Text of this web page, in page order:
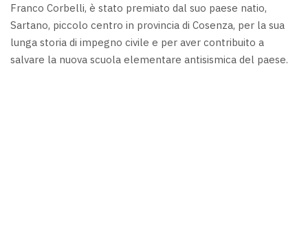
Franco Corbelli, è stato premiato dal suo paese natio,
Sartano, piccolo centro in provincia di Cosenza, per la sua
lunga storia di impegno civile e per aver contribuito a
salvare la nuova scuola elementare antisismica del paese.